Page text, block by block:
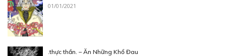
01/01/2021
.thực thần. – Ăn Những Khổ Đau